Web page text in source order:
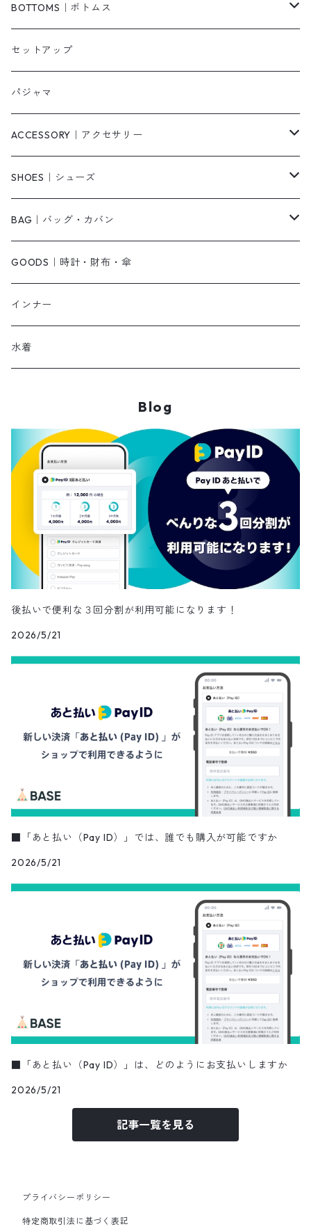
ベスト/チョッキ
タンクトップ/キャミソール
スウェット/パーカー
ニット/セーター
ベアトップ・チューブトップ
その他
コート
カーディガン
ダウンコート
その他
柄
無地
ニットワンピース
ロングワンピース
シャツワンピース
キャミワンピース
オールインワン・サロペット
ジャンパースカート
その他
BOTTOMS｜ボトムス
パンツ・デニム
ショートパンツ
スカート
その他
セットアップ
パジャマ
ACCESSORY｜アクセサリー
ピアス・リング
ネックレス
ベルト
ブレスレット
帽子
スカーフ
ストール・マフラー
レッグウェア
メガネ・サングラス
SHOES｜シューズ
パンプス
サンダル
ショートブーツ・ブーティ
ロングブーツ
ローファー
その他
BAG｜バッグ・カバン
ショルダーバッグ
ハンドバッグ
リュック
かごバッグ
その他
GOODS｜時計・財布・傘
インナー
水着
Blog
後払いで便利な３回分割が利用可能になります！
2026/5/21
■「あと払い（Pay ID）」では、誰でも購入が可能ですか
2026/5/21
■「あと払い（Pay ID）」は、どのようにお支払いしますか
2026/5/21
記事一覧を見る
プライバシーポリシー
特定商取引法に基づく表記